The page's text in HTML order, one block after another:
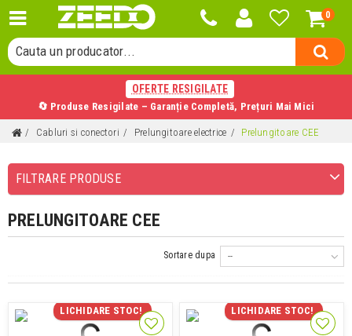
0
Cauta o categorie...
Cauta un producator...
Cauta un produs...
OFERTE RESIGILATE
🔄 Produse Resigilate – Garanție Completă, Prețuri Mai Mici
Cabluri si conectori Prelungitoare electrice Prelungitoare CEE
FILTRARE PRODUSE
PRELUNGITOARE CEE
Sortare dupa --
LICHIDARE STOC! LICHIDARE STOC!